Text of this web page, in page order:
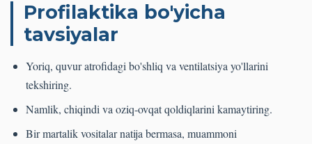
Profilaktika bo'yicha
tavsiyalar
Yoriq, quvur atrofidagi bo'shliq va ventilatsiya yo'llarini
tekshiring.
Namlik, chiqindi va oziq-ovqat qoldiqlarini kamaytiring.
Bir martalik vositalar natija bermasa, muammoni